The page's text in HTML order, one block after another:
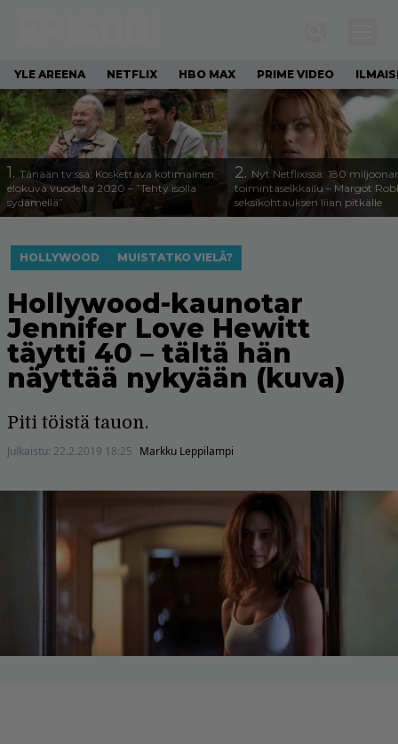
YLE AREENA NETFLIX HBO MAX PRIME VIDEO
1. Tänään tv:ssä: Koskettava kotimainen
elokuva vuodelta 2020 – ”Tehty isolla
sydämellä”
2. Nyt Netflixissä: 180
toimintaseikkailu – Margot
seksikohtauksen liian pitkälle
HOLLYWOOD MUISTATKO VIELÄ?
Hollywood-kaunotar
Jennifer Love Hewitt
täytti 40 – tältä hän
näyttää nykyään (kuva)
Piti töistä tauon.
Julkaistu: 22.2.2019 18:25 Markku Leppilampi